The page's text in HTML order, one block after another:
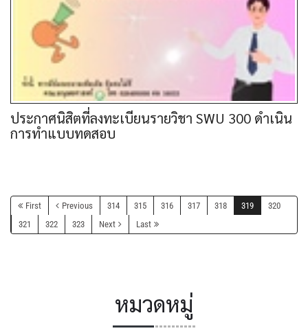
ประกาศนิสิตที่ลงทะเบียนรายวิชา SWU 300 ดำเนิน
การทำแบบทดสอบ
First Previous 314 315 316 317 318 319
320
321
322 323 Next Last
หมวดหมู่